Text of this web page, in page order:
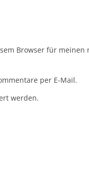
Browser für meinen
per E-Mail.
werden.